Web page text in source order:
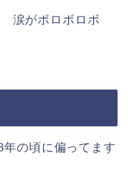
涙がボロボロボ
の頃に偏ってます